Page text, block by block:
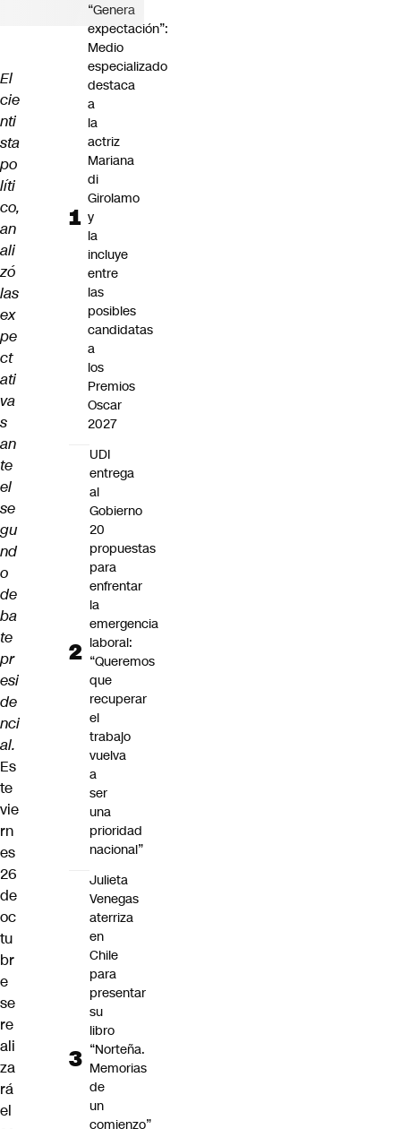
El
cie
nti
sta
po
líti
co,
an
ali
zó
las
ex
pe
ct
ati
va
s
an
te
el
se
gu
nd
o
de
ba
te
pr
esi
de
nci
al.
Es
te
vie
rn
es
26
de
oc
tu
br
e
se
re
ali
za
rá
el
“Genera
expectación”:
Medio
especializado
destaca
a
la
actriz
Mariana
di
Girolamo
y
la
incluye
entre
las
posibles
candidatas
a
los
Premios
Oscar
2027
UDI
entrega
al
Gobierno
20
propuestas
para
enfrentar
la
emergencia
laboral:
“Queremos
que
recuperar
el
trabajo
vuelva
a
ser
una
prioridad
nacional”
Julieta
Venegas
aterriza
en
Chile
para
presentar
su
libro
“Norteña.
Memorias
de
un
comienzo”